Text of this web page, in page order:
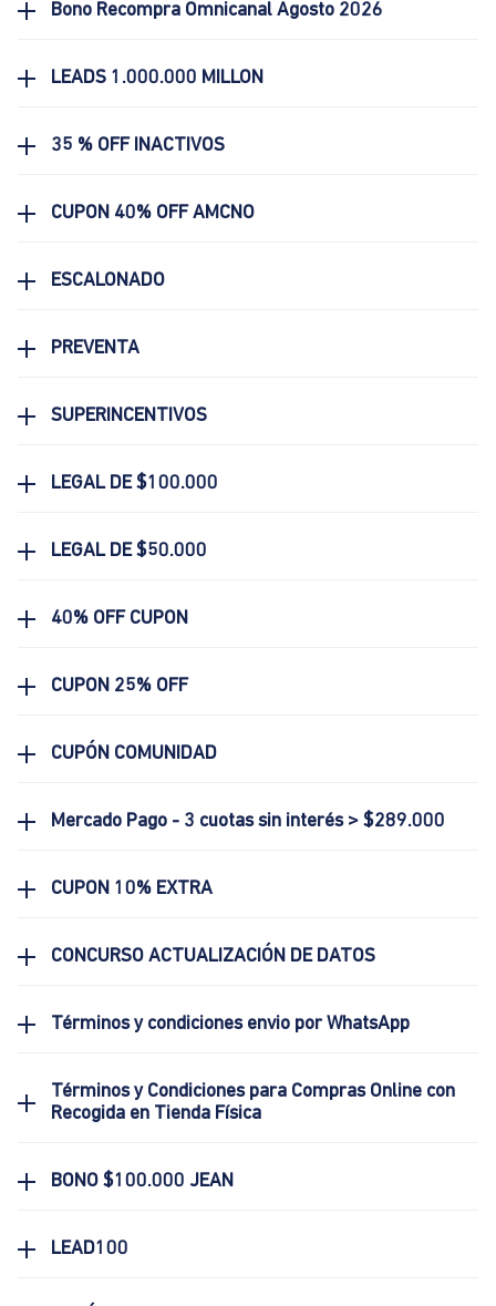
Bono Recompra Omnicanal Agosto 2026
LEADS 1.000.000 MILLON
35 % OFF INACTIVOS
CUPON 40% OFF AMCNO
ESCALONADO
PREVENTA
SUPERINCENTIVOS
LEGAL DE $100.000
LEGAL DE $50.000
40% OFF CUPON
CUPON 25% OFF
CUPÓN COMUNIDAD
Mercado Pago - 3 cuotas sin interés > $289.000
CUPON 10% EXTRA
CONCURSO ACTUALIZACIÓN DE DATOS
Términos y condiciones envio por WhatsApp
Términos y Condiciones para Compras Online con
Recogida en Tienda Física
BONO $100.000 JEAN
LEAD100